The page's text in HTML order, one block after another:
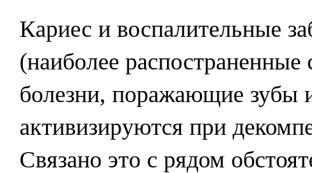
Кариес и воспалительные
(наиболее распостраненные
болезни, поражающие зубы
активизируются при
Связано это с рядом